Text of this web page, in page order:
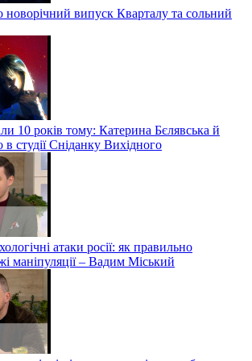
випуск Кварталу та сольний
10 років тому: Катерина Бєлявська й
студії Сніданку Вихідного
атаки росії: як правильно
маніпуляції – Вадим Міський